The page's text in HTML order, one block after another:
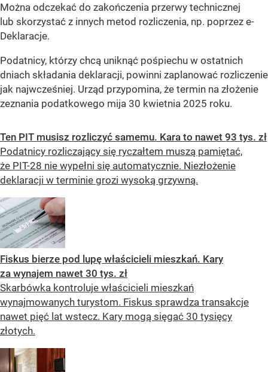
Można odczekać do zakończenia przerwy technicznej
lub skorzystać z innych metod rozliczenia, np. poprzez e-
Deklaracje.
Podatnicy, którzy chcą uniknąć pośpiechu w ostatnich
dniach składania deklaracji, powinni zaplanować rozliczenie
jak najwcześniej. Urząd przypomina, że termin na złożenie
zeznania podatkowego mija 30 kwietnia 2025 roku.
Ten PIT musisz rozliczyć samemu. Kara to nawet 93 tys. zł
Podatnicy rozliczający się ryczałtem muszą pamiętać,
że PIT-28 nie wypełni się automatycznie. Niezłożenie
deklaracji w terminie grozi wysoką grzywną.
Fiskus bierze pod lupę właścicieli mieszkań. Kary
za wynajem nawet 30 tys. zł
Skarbówka kontroluje właścicieli mieszkań
wynajmowanych turystom. Fiskus sprawdza transakcje
nawet pięć lat wstecz. Kary mogą sięgać 30 tysięcy
złotych.